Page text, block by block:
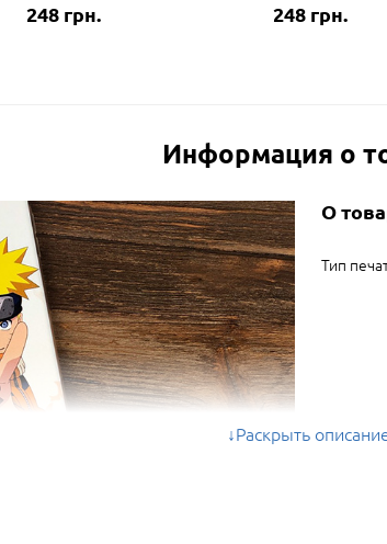
248 грн. 248 грн.
Информация о
О
Тип
Раскрыть